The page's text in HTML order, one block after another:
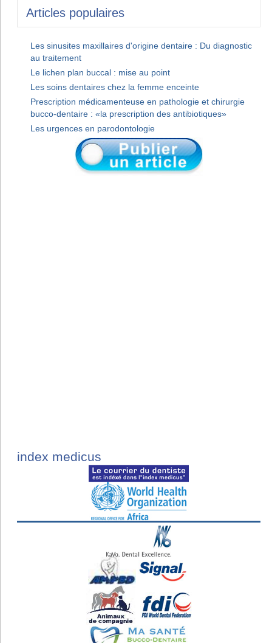
Articles populaires
Les sinusites maxillaires d'origine dentaire : Du diagnostic
au traitement
Le lichen plan buccal : mise au point
Les soins dentaires chez la femme enceinte
Prescription médicamenteuse en pathologie et chirurgie
bucco-dentaire : «la prescription des antibiotiques»
Les urgences en parodontologie
index medicus